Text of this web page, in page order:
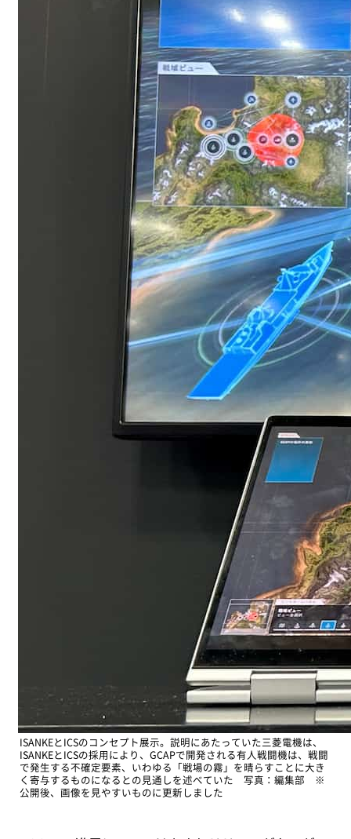
ISANKEとICSのコンセプト展示。説明にあたっていた三菱電機は、
ISANKEとICSの採用により、GCAPで開発される有人戦闘機は、戦闘
で発生する不確定要素、いわゆる「戦場の霧」を晴らすことに大き
く寄与するものになるとの見通しを述べていた 写真：編集部 ※
公開後、画像を見やすいものに更新しました